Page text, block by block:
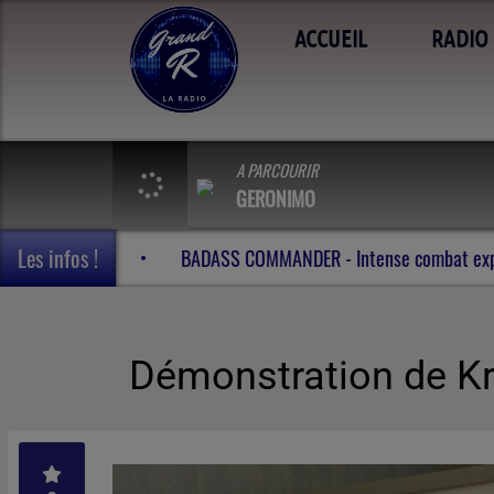
ACCUEIL RADIO
A PARCOURIR
GERONIMO
Les infos !
Beyond the reach of enchantment - BADASS
Démonstration de